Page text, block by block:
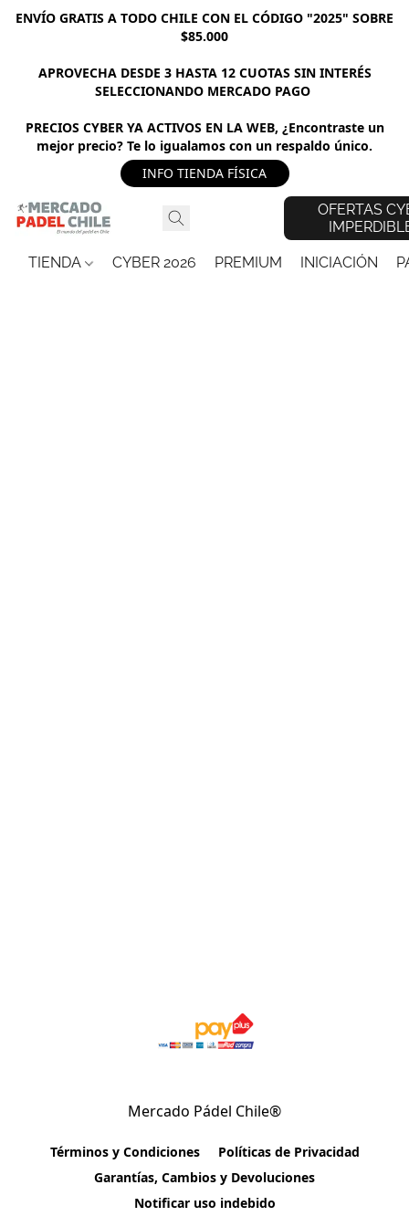
ENVÍO GRATIS A TODO CHILE CON EL CÓDIGO "2025" SOBRE
$85.000
APROVECHA DESDE 3 HASTA 12 CUOTAS SIN INTERÉS
SELECCIONANDO MERCADO PAGO
PRECIOS CYBER YA ACTIVOS EN LA WEB, ¿Encontraste un
mejor precio? Te lo igualamos con un respaldo único.
INFO TIENDA FÍSICA
OFERTAS
TIENDA CYBER 2026 PREMIUM INICIACIÓN
Mercado Pádel Chile®
Términos y Condiciones
Políticas de Privacidad
Garantías, Cambios y Devoluciones
Notificar uso indebido